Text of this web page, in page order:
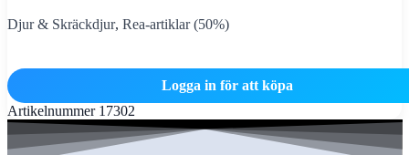
Djur & Skräckdjur, Rea-artiklar (50%)
Logga in för att köpa
Artikelnummer 17302